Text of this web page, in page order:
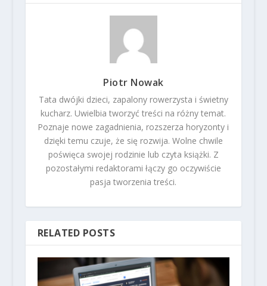
Piotr Nowak
Tata dwójki dzieci, zapalony rowerzysta i świetny
kucharz. Uwielbia tworzyć treści na różny temat.
Poznaje nowe zagadnienia, rozszerza horyzonty i
dzięki temu czuje, że się rozwija. Wolne chwile
poświęca swojej rodzinie lub czyta książki. Z
pozostałymi redaktorami łączy go oczywiście
pasja tworzenia treści.
RELATED POSTS